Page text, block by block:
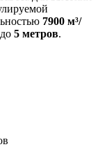
7900 м³/
5 метров.